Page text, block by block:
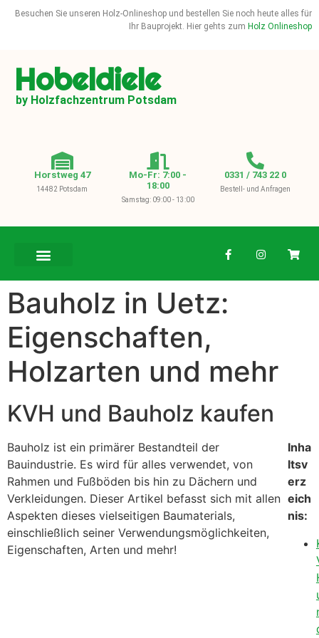
Besuchen Sie unseren Holz-Onlineshop und bestellen Sie noch heute alles für
Ihr Bauprojekt. Hier gehts zum Holz Onlineshop
Hobeldiele
by Holzfachzentrum Potsdam
Horstweg 47
14482 Potsdam
Mo-Fr: 7:00 -
18:00
Samstag: 09:00 - 13:00
0331 / 743 22 0
Bestell- und Anfragen
Bauholz in Uetz:
Eigenschaften,
Holzarten und mehr
KVH und Bauholz kaufen
Bauholz ist ein primärer Bestandteil der
Bauindustrie. Es wird für alles verwendet, von
Rahmen und Fußböden bis hin zu Dächern und
Verkleidungen. Dieser Artikel befasst sich mit allen
Aspekten dieses vielseitigen Baumaterials,
einschließlich seiner Verwendungsmöglichkeiten,
Eigenschaften, Arten und mehr!
Inha
ltsv
erz
eich
nis: